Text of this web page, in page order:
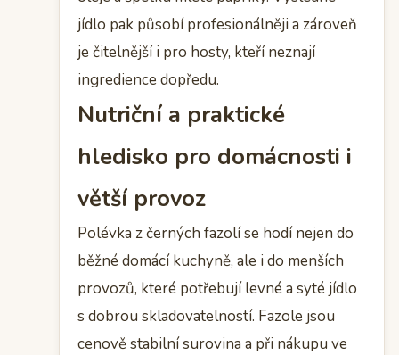
jídlo pak působí profesionálněji a zároveň
je čitelnější i pro hosty, kteří neznají
ingredience dopředu.
Nutriční a praktické
hledisko pro domácnosti i
větší provoz
Polévka z černých fazolí se hodí nejen do
běžné domácí kuchyně, ale i do menších
provozů, které potřebují levné a syté jídlo
s dobrou skladovatelností. Fazole jsou
cenově stabilní surovina a při nákupu ve